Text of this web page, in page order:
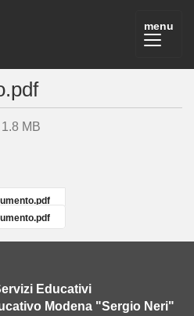
MB
Educativi
Modena "Sergio Neri"